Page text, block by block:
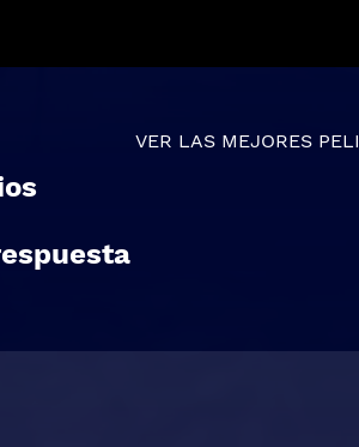
VER LAS MEJORES